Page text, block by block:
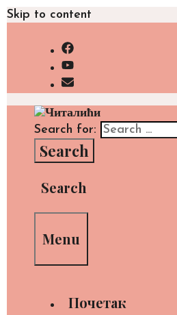
Skip to content
Search for:
Search
Menu
Почетак